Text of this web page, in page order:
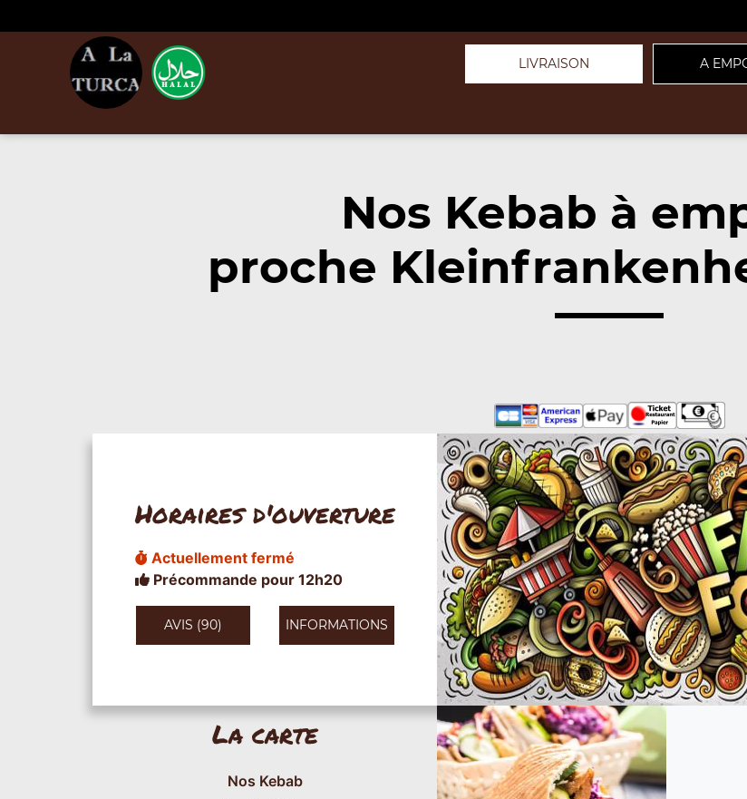
LIVRAISON A
Nos Kebab à
proche
Horaires d'ouverture
Actuellement fermé
Précommande pour 12h20
AVIS (90) INFORMATIONS
La carte
Nos Kebab